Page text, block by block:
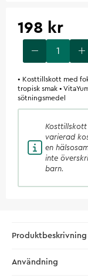
198 kr
• Kosttillskott med
tropisk smak •
sötningsmedel
Kosttillskott
varierad
en
inte
barn.
Produktbeskrivning
Användning